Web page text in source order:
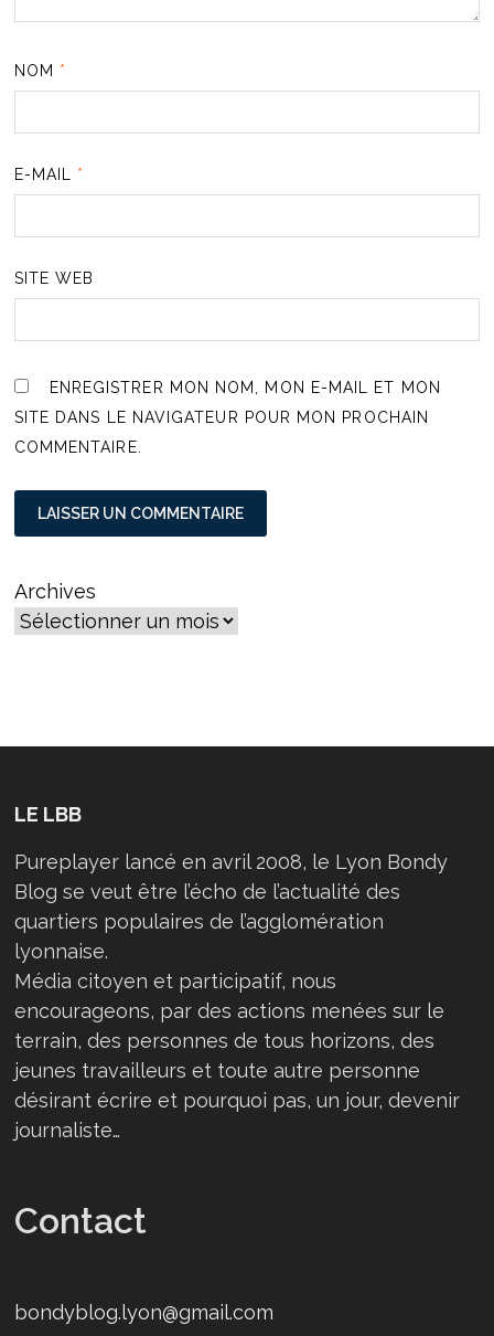
NOM *
E-MAIL *
SITE WEB
ENREGISTRER MON NOM, MON E-MAIL ET MON
SITE DANS LE NAVIGATEUR POUR MON PROCHAIN
COMMENTAIRE.
Archives
LE LBB
Pureplayer lancé en avril 2008, le Lyon Bondy
Blog se veut être l’écho de l’actualité des
quartiers populaires de l’agglomération
lyonnaise.
Média citoyen et participatif, nous
encourageons, par des actions menées sur le
terrain, des personnes de tous horizons, des
jeunes travailleurs et toute autre personne
désirant écrire et pourquoi pas, un jour, devenir
journaliste…
Contact
bondyblog.lyon@gmail.com